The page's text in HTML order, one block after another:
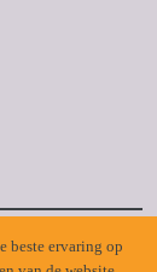
beste ervaring op